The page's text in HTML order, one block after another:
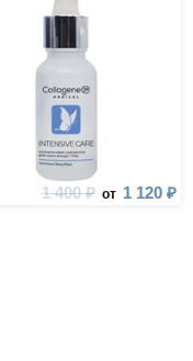
1 400 ₽ от 1 120 ₽